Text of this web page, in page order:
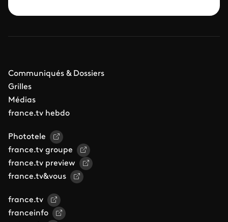
Communiqués & Dossiers
Grilles
Médias
france.tv hebdo
Phototele
france.tv groupe
france.tv preview
france.tv&vous
france.tv
franceinfo